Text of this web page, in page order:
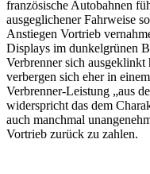
französische Autobahnen
ausgeglichener Fahrweise
Anstiegen Vortrieb
Displays im dunkelgrünen
Verbrenner sich
verbergen sich eher in
Verbrenner-Leistung „aus
widerspricht das dem
auch manchmal
Vortrieb zurück zu zahlen.